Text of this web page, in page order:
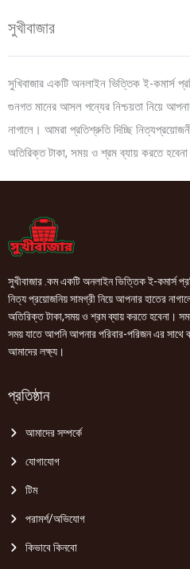
সুখীবাজার
সুখিবাজার একটি অনলাইন ভিত্তিক ই-কমার্স
গুনগত মানের আসল পন্যের নিশ্চয়তা নিয়ে
নাগালে। আমরা প্রতিশ্রুতি দিচ্ছি
অতিরিক্ত টাকা, সময় ও শ্রম ব্যায় করতে
সুখীবাজার .কম একটি অনলাইন ভিত্তিক ই-কমার্স
নিত্য প্রয়োজনিয় সামগ্রী নিয়ে আপনার হাতের
অতিরিক্ত টাকা,সময় ও শ্রম ব্যায় করতে হবেনা।
সময় যাতে আপনি আপনার পরিবার-পরিজন এর সাথে
আমাদের লক্ষ্য।
প্রতিষ্ঠান
আমাদের সম্পর্কে
যোগাযোগ
টিম
পরামর্শ/অভিযোগ
কিভাবে কিনবো